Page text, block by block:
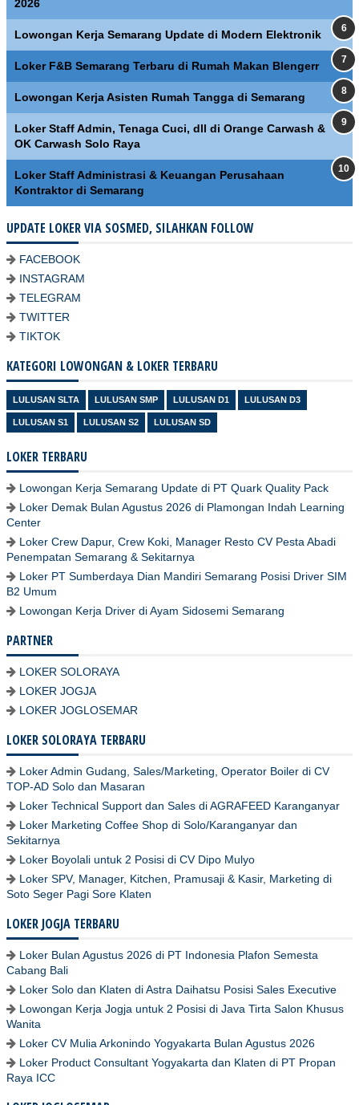
2026
Lowongan Kerja Semarang Update di Modern Elektronik
Loker F&B Semarang Terbaru di Rumah Makan Blengerr
Lowongan Kerja Asisten Rumah Tangga di Semarang
Loker Staff Admin, Tenaga Cuci, dll di Orange Carwash &
OK Carwash Solo Raya
Loker Staff Administrasi & Keuangan Perusahaan
Kontraktor di Semarang
UPDATE LOKER VIA SOSMED, SILAHKAN FOLLOW
FACEBOOK
INSTAGRAM
TELEGRAM
TWITTER
TIKTOK
KATEGORI LOWONGAN & LOKER TERBARU
LULUSAN SLTA LULUSAN SMP LULUSAN D1 LULUSAN D3
LULUSAN S1 LULUSAN S2 LULUSAN SD
LOKER TERBARU
Lowongan Kerja Semarang Update di PT Quark Quality Pack
Loker Demak Bulan Agustus 2026 di Plamongan Indah Learning
Center
Loker Crew Dapur, Crew Koki, Manager Resto CV Pesta Abadi
Penempatan Semarang & Sekitarnya
Loker PT Sumberdaya Dian Mandiri Semarang Posisi Driver SIM
B2 Umum
Lowongan Kerja Driver di Ayam Sidosemi Semarang
PARTNER
LOKER SOLORAYA
LOKER JOGJA
LOKER JOGLOSEMAR
LOKER SOLORAYA TERBARU
Loker Admin Gudang, Sales/Marketing, Operator Boiler di CV
TOP-AD Solo dan Masaran
Loker Technical Support dan Sales di AGRAFEED Karanganyar
Loker Marketing Coffee Shop di Solo/Karanganyar dan
Sekitarnya
Loker Boyolali untuk 2 Posisi di CV Dipo Mulyo
Loker SPV, Manager, Kitchen, Pramusaji & Kasir, Marketing di
Soto Seger Pagi Sore Klaten
LOKER JOGJA TERBARU
Loker Bulan Agustus 2026 di PT Indonesia Plafon Semesta
Cabang Bali
Loker Solo dan Klaten di Astra Daihatsu Posisi Sales Executive
Lowongan Kerja Jogja untuk 2 Posisi di Java Tirta Salon Khusus
Wanita
Loker CV Mulia Arkonindo Yogyakarta Bulan Agustus 2026
Loker Product Consultant Yogyakarta dan Klaten di PT Propan
Raya ICC